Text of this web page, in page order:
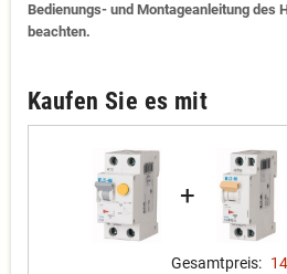
Bedienungs- und Montageanleitung des
beachten.
Kaufen Sie es mit
+
Gesamtpreis: